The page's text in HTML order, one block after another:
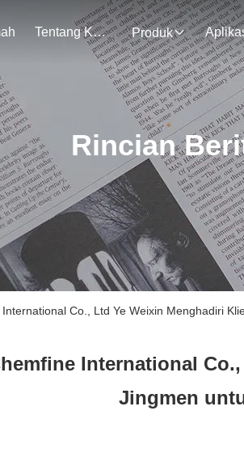
Tentang Kami Produk
Rincian
Co., Ltd Ye Weixin Menghadiri
International
Jingmen